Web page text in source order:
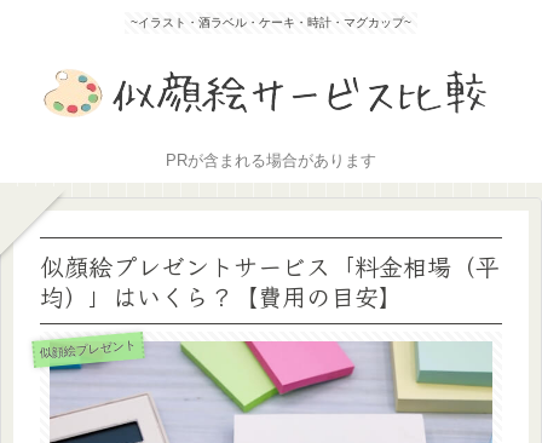
~イラスト・酒ラベル・ケーキ・時計・マグカップ~
PRが含まれる場合があります
似顔絵プレゼントサービス「料金相場（平
均）」はいくら？【費用の目安】
似顔絵プレゼント